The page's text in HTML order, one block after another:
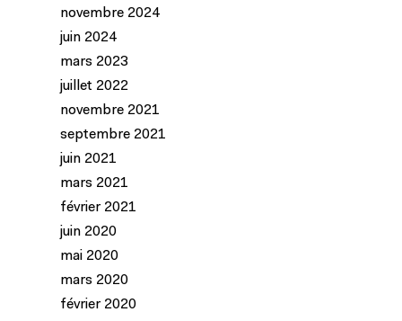
novembre 2024
juin 2024
mars 2023
juillet 2022
novembre 2021
septembre 2021
juin 2021
mars 2021
février 2021
juin 2020
mai 2020
mars 2020
février 2020